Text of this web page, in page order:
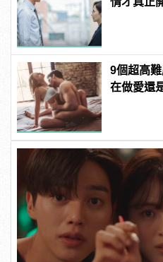
9個超高
在做愛還